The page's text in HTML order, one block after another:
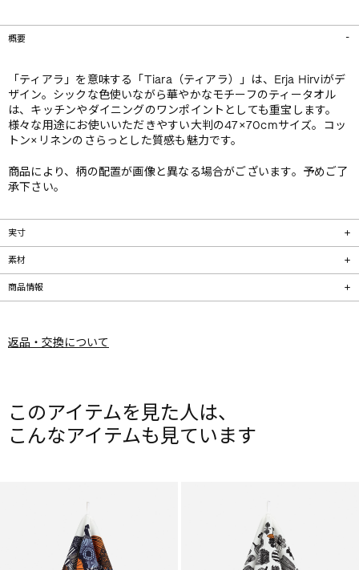
概要
「ティアラ」を意味する「Tiara（ティアラ）」は、Erja Hirviがデ
ザイン。シックな色使いながら華やかなモチーフのティータオル
は、キッチンやダイニングのワンポイントとしても重宝します。
様々な用途にお使いいただきやすい大判の47×70cmサイズ。コッ
トン×リネンのさらっとした質感も魅力です。
商品により、柄の配置が画像と異なる場合がございます。予めご了
承下さい。
実寸
素材
商品情報
返品・交換について
このアイテムを見た人は、
こんなアイテムも見ています